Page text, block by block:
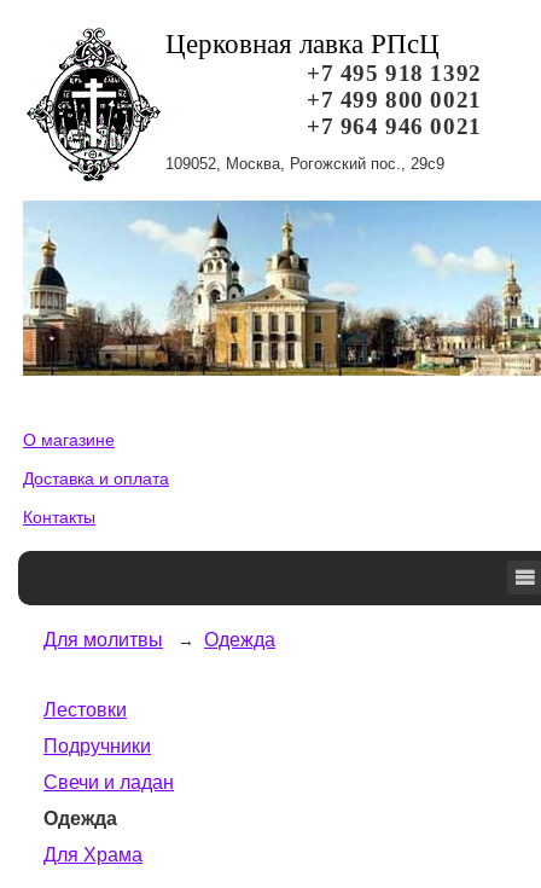
Церковная лавка РПсЦ
+7 495 918 1392
+7 499 800 0021
+7 964 946 0021
109052, Москва, Рогожский пос., 29с9
О магазине
Доставка и оплата
Контакты
Для молитвы Одежда
Лестовки
Подручники
Свечи и ладан
Одежда
Для Храма